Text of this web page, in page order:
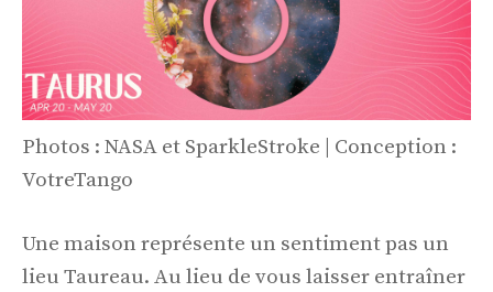
Photos : NASA et SparkleStroke | Conception :
VotreTango
Une maison représente un sentiment pas un
lieu Taureau. Au lieu de vous laisser entraîner